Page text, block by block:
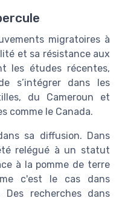
migratoires à
et sa résistance aux
les études récentes,
s’intégrer dans les
du Cameroun et
comme le Canada.
sa diffusion. Dans
relégué à un statut
à la pomme de terre
c'est le cas dans
Des recherches dans